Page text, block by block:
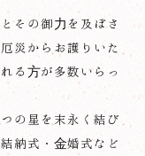
その御力を及ぼさ
災からお護りいた
る方が多数いらっ
の星を末永く結び
納式・金婚式など